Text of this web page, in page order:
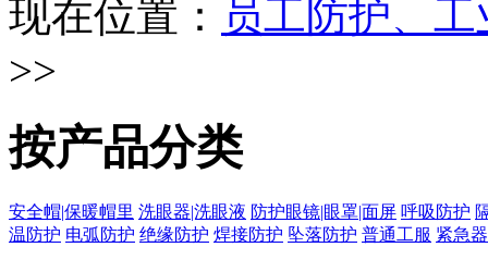
现在位置： 员工防护、
>>
按产品分类
安全帽|保暖帽里 洗眼器|洗眼液 防护眼镜|眼罩|面屏 呼吸防护
温防护 电弧防护 绝缘防护 焊接防护 坠落防护 普通工服 紧急